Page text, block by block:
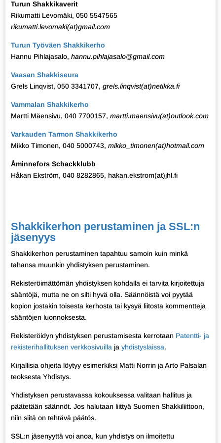
Turun Shakkikaverit
Rikumatti Levomäki, 050 5547565
rikumatti.levomaki(at)gmail.com
Turun Työväen Shakkikerho
Hannu Pihlajasalo, hannu.pihlajasalo@gmail.com
Vaasan Shakkiseura
Grels Linqvist, 050 3341707, grels.linqvist(at)netikka.fi
Vammalan Shakkikerho
Martti Mäensivu, 040 7700157, martti.maensivu(at)outlook.com
Varkauden Tarmon Shakkikerho
Mikko Timonen, 040 5000743, mikko_timonen(at)hotmail.com
Åminnefors Schackklubb
Håkan Ekström, 040 8282865, hakan.ekstrom(at)jhl.fi
Shakkikerhon perustaminen ja SSL:n
jäsenyys
Shakkikerhon perustaminen tapahtuu samoin kuin minkä
tahansa muunkin yhdistyksen perustaminen.
Rekisteröimättömän yhdistyksen kohdalla ei tarvita kirjoitettuja
sääntöjä, mutta ne on silti hyvä olla. Säännöistä voi pyytää
kopion jostakin toisesta kerhosta tai kysyä liitosta kommentteja
sääntöjen luonnoksesta.
Rekisteröidyn yhdistyksen perustamisesta kerrotaan Patentti- ja
rekisterihallituksen verkkosivuilla ja yhdistyslaissa.
Kirjallisia ohjeita löytyy esimerkiksi Matti Norrin ja Arto Palsalan
teoksesta Yhdistys.
Yhdistyksen perustavassa kokouksessa valitaan hallitus ja
päätetään säännöt. Jos halutaan liittyä Suomen Shakkiliittoon,
niin siitä on tehtävä päätös.
SSL:n jäsenyyttä voi anoa, kun yhdistys on ilmoitettu